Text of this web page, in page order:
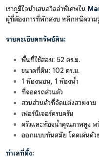
เราภูมิใจนำเสนอวิลล่าพิเศษใน
ผู้ที่ต้องการที่พักสงบ หลีกหนีความ
รายละเอียดทรัพย์สิน:
พื้นที่ใช้สอย: 52 ตร.ม.
ขนาดที่ดิน: 102 ตร.ม.
1 ห้องนอน, 1 ห้องน้ำ
ที่จอดรถส่วนตัว
สวนส่วนตัวที่จัดแต่งสวยงาม
เฟอร์นิเจอร์ครบครัน
ครัวและห้องน้ำคุณภาพสูง พ
ออกแบบทันสมัย โดดเด่นด้
ทำเลที่ตั้ง: